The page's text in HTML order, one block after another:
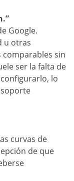
Google.
u otras
sin
ser la falta de
lo
curvas de
de que